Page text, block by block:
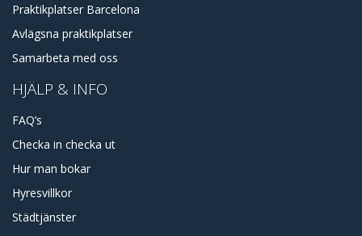
Praktikplatser Barcelona
Avlägsna praktikplatser
Samarbeta med oss
HJÄLP & INFO
FAQ’s
Checka in checka ut
Hur man bokar
Hyresvillkor
Städtjänster